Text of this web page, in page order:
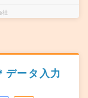
社
データ入力